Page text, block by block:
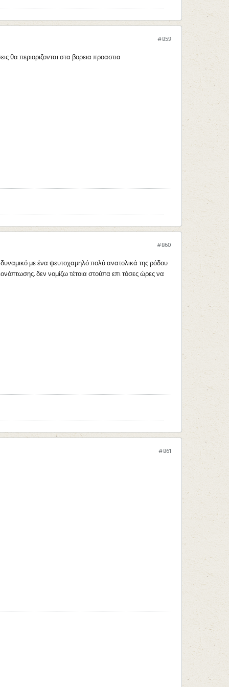
#859
θα περιοριζονται στα βορεια προαστια
#860
δυναμικό με ένα ψευτοχαμηλό πολύ ανατολικά της ρόδου
δεν νομίζω τέτοια στούπα επι τόσες ώρες να
#861